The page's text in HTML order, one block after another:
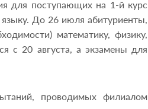
для поступающих на 1-й курс
языку. До 26 июля абитуриенты,
математику, физику,
с 20 августа, а экзамены для
проводимых филиалом